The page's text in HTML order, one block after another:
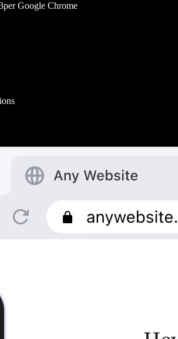
per Google Chrome